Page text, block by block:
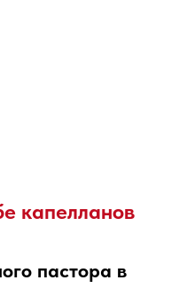
капелланов
пастора в